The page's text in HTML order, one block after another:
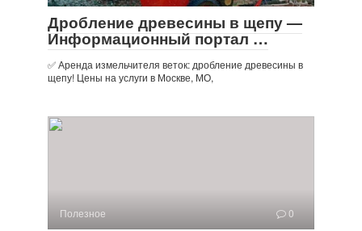
Дробление древесины в щепу —
Информационный портал …
✅ Аренда измельчителя веток: дробление древесины в
щепу! Цены на услуги в Москве, МО,
Полезное 0